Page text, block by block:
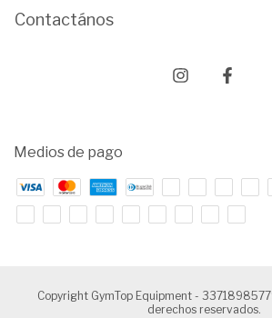
Contactános
Medios de pago
Copyright GymTop Equipment -
derechos reservados.